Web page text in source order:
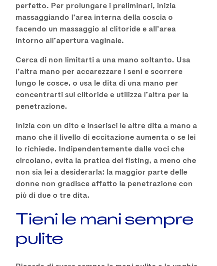
perfetto. Per prolungare i preliminari, inizia
massaggiando l’area interna della coscia o
facendo un massaggio al clitoride e all’area
intorno all’apertura vaginale.
Cerca di non limitarti a una mano soltanto. Usa
l’altra mano per accarezzare i seni e scorrere
lungo le cosce, o usa le dita di una mano per
concentrarti sul clitoride e utilizza l’altra per la
penetrazione.
Inizia con un dito e inserisci le altre dita a mano a
mano che il livello di eccitazione aumenta o se lei
lo richiede. Indipendentemente dalle voci che
circolano, evita la pratica del fisting, a meno che
non sia lei a desiderarla: la maggior parte delle
donne non gradisce affatto la penetrazione con
più di due o tre dita.
Tieni le mani sempre
pulite